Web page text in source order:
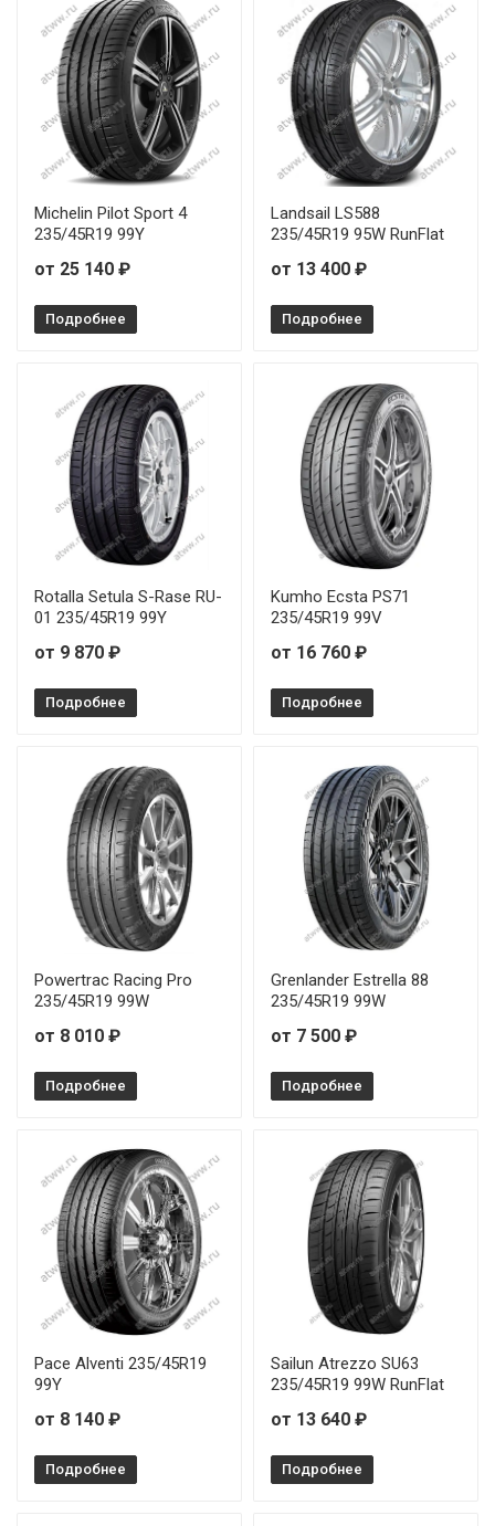
GoodYear Eagle F1 Asymmetric 6 225/55R17 97Y
GoodYear Eagle F1 Asymmetric 6 225/55R18 98Y
GoodYear Eagle F1 Asymmetric 6 225/60R18 104Y
GoodYear Eagle F1 Asymmetric 6 235/45R18 94W
GoodYear Eagle F1 Asymmetric 6 235/50R20 104T
GoodYear Eagle F1 Asymmetric 6 235/55R17 103Y
GoodYear Eagle F1 Asymmetric 6 235/60R18 107W
GoodYear Eagle F1 Asymmetric 6 245/40R17 91Y
GoodYear Eagle F1 Asymmetric 6 245/40R17 95Y
GoodYear Eagle F1 Asymmetric 6 245/40R21 100Y
GoodYear Eagle F1 Asymmetric 6 245/45R18 100Y
GoodYear Eagle F1 Asymmetric 6 245/45R19 102Y
GoodYear Eagle F1 Asymmetric 6 245/45R20 103Y
GoodYear Eagle F1 Asymmetric 6 255/35R18 94Y
GoodYear Eagle F1 Asymmetric 6 255/35R19 96Y
GoodYear Eagle F1 Asymmetric 6 255/45R18 103Y
GoodYear Eagle F1 Asymmetric 6 255/45R18 99Y
GoodYear Eagle F1 Asymmetric 6 255/45R20 105T
GoodYear Eagle F1 Asymmetric 6 255/45R20 105V
GoodYear Eagle F1 Asymmetric 6 255/45R20 105Y
GoodYear Eagle F1 Asymmetric 6 255/45R21 106Y
GoodYear Eagle F1 Asymmetric 6 255/50R19 107T
Michelin Pilot Sport 4
235/45R19 99Y
от 25 140 ₽
Подробнее
Landsail LS588
235/45R19 95W RunFlat
от 13 400 ₽
Подробнее
Rotalla Setula S-Rase RU-
01 235/45R19 99Y
от 9 870 ₽
Подробнее
Kumho Ecsta PS71
235/45R19 99V
от 16 760 ₽
Подробнее
Powertrac Racing Pro
235/45R19 99W
от 8 010 ₽
Подробнее
Grenlander Estrella 88
235/45R19 99W
от 7 500 ₽
Подробнее
Pace Alventi 235/45R19
99Y
от 8 140 ₽
Подробнее
Sailun Atrezzo SU63
235/45R19 99W RunFlat
от 13 640 ₽
Подробнее